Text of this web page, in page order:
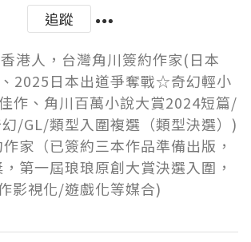
追蹤
港人，台灣角川簽約作家(日本
2025日本出道爭奪戰☆奇幻輕小
作、角川百萬小說大賞2024短篇/
/GL/類型入圍複選（類型決選）)
家（已簽約三本作品準備出版，
第一屆琅琅原創大賞決選入圍，
影視化/遊戲化等媒合)